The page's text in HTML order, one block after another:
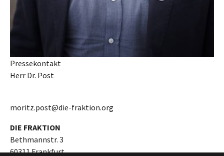
Pressekontakt
Herr Dr. Post
moritz.post@die-fraktion.org
DIE FRAKTION
Bethmannstr. 3
60311 Frankfurt